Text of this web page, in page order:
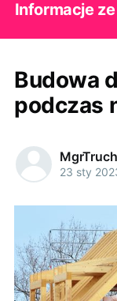
Informacje
Budowa
podczas
23 sty